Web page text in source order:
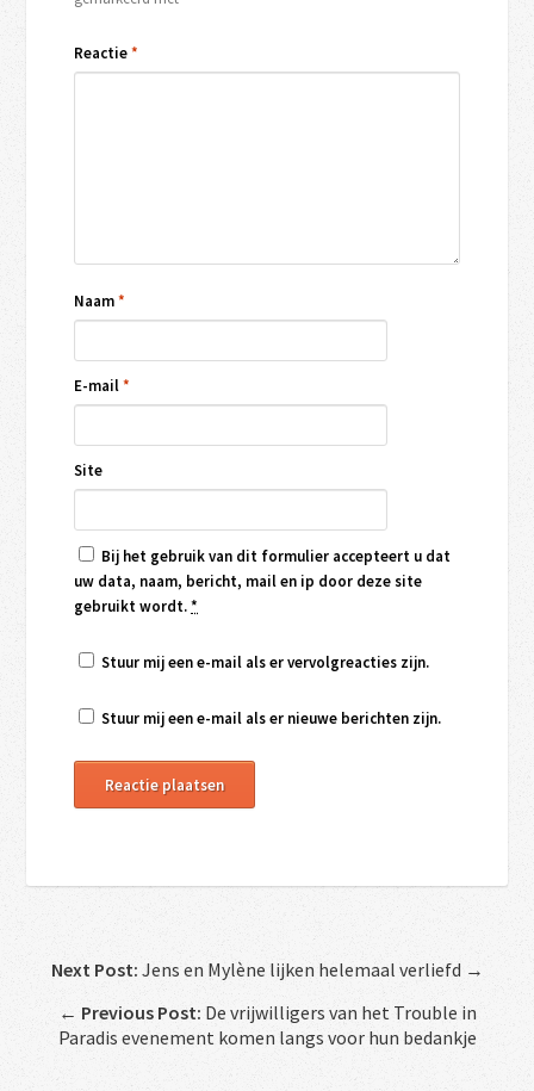
Reactie*
Naam*
E-mail*
Site
Bij het gebruik van dit formulier accepteert u dat
uw data, naam, bericht, mail en ip door deze site
gebruikt wordt.*
Stuur mij een e-mail als er vervolgreacties zijn.
Stuur mij een e-mail als er nieuwe berichten zijn.
Next Post: Jens en Mylène lijken helemaal verliefd →
← Previous Post: De vrijwilligers van het Trouble in
Paradis evenement komen langs voor hun bedankje